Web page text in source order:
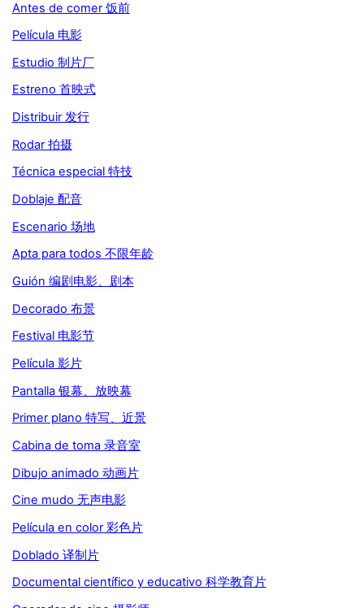
Antes de comer 饭前
Película 电影
Estudio 制片厂
Estreno 首映式
Distribuir 发行
Rodar 拍摄
Técnica especial 特技
Doblaje 配音
Escenario 场地
Apta para todos 不限年龄
Guión 编剧电影、剧本
Decorado 布景
Festival 电影节
Película 影片
Pantalla 银幕、放映幕
Primer plano 特写、近景
Cabina de toma 录音室
Dibujo animado 动画片
Cine mudo 无声电影
Película en color 彩色片
Doblado 译制片
Documental científico y educativo 科学教育片